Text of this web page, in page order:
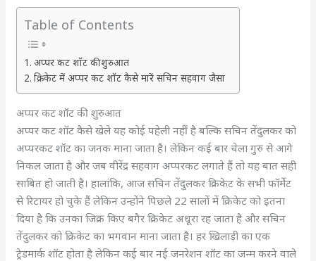
Table of Contents
अप्पर कट शॉट की शुरुआत
क्रिकेट में अप्पर कट शॉट कैसे मारें सचिन सहवाग जैसा
अप्पर कट शॉट की शुरुआत
अप्पर कट शॉट कैसे खेले यह कोई पहेली नहीं है बल्कि सचिन तेंदुलकर को
अप्परकट शॉट का जनक माना जाता है। लेकिन कई बार चेला गुरु से आगे
निकल जाता है और जब वीरेंद्र सहवाग अप्परकट लगाते हैं तो यह बात सही
साबित हो जाती है। हालांकि, आज सचिन तेंदुलकर क्रिकेट के सभी फॉर्मेट
से रिटायर हो चुके हैं लेकिन उन्होंने पिछले 22 सालों में क्रिकेट को इतना
दिया है कि उनका जिक्र किए बगैर क्रिकेट अधूरा रह जाता है और सचिन
तेंदुलकर को क्रिकेट का भगवान माना जाता है। हर खिलाड़ी का एक
ट्रेडमार्क शॉट होता है लेकिन कई बार नई जनरेशन शॉट का जन्म करने वाले